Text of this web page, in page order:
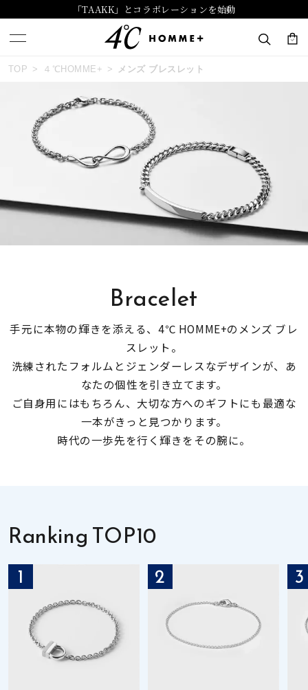
「TAAKK」とコラボレーションを始動
キーワードで検索する
人気検索キーワード
#ハーフエタニティリング #エタニティ
ブランド ４℃ HOMME+
素材
ト
着用シーン
コレクション
TOP ４℃HOMME+ メンズ ブレスレット
Bracelet
手元に本物の輝きを添える、4℃ HOMME+のメンズ ブレ
スレット。
洗練されたフォルムとジェンダーレスなデザインが、あ
なたの個性を引き立てます。
ご自身用にはもちろん、大切な方へのギフトにも最適な
一本がきっと見つかります。
時代の一歩先を行く輝きをその腕に。
Ranking TOP10
1 2 3
おすすめ順
価格が安い
価格が高い
並び替え